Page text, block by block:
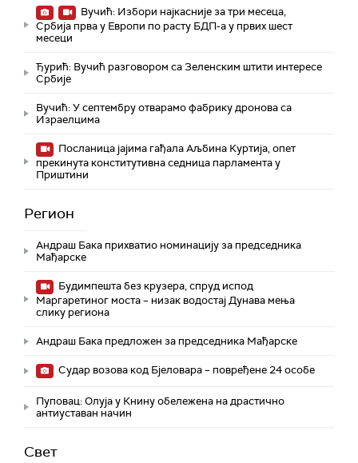
Вучић: Избори најкасније за три месеца,
Србија прва у Европи по расту БДП-а у првих шест
месеци
Ђурић: Вучић разговором са Зеленским штити интересе
Србије
Вучић: У септембру отварамо фабрику дронова са
Израелцима
Посланица јајима гађала Аљбина Куртија, опет
прекинута конститутивна седница парламента у
Приштини
Регион
Андраш Бака прихватио номинацију за председника
Мађарске
Будимпешта без крузера, спруд испод
Маргаретиног моста – низак водостај Дунава мења
слику региона
Андраш Бакa предложен за председника Мађарске
Судар возова код Бјеловара – повређене 24 особе
Пуповац: Олуја у Книну обележена на драстично
антиуставан начин
Свет